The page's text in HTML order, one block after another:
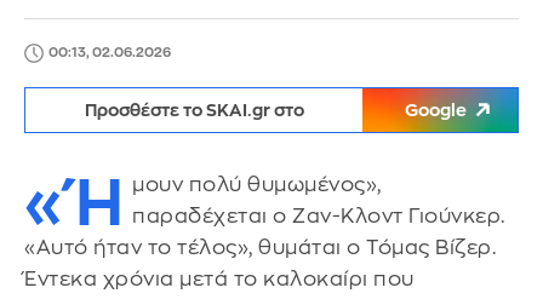
00:13, 02.06.2026
Προσθέστε το SKAI.gr στο Google
«Ή
μουν πολύ θυμωμένος»,
παραδέχεται ο Ζαν-Κλοντ Γιούνκερ.
«Αυτό ήταν το τέλος», θυμάται ο Τόμας Βίζερ.
Έντεκα χρόνια μετά το καλοκαίρι που